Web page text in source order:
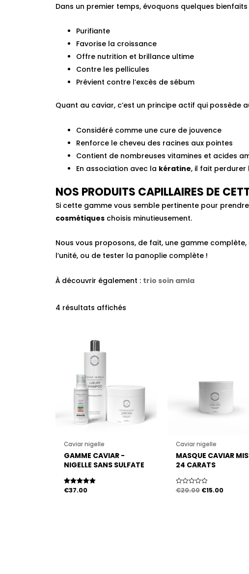
Dans un premier temps, évoquons quelques
Purifiante
Favorise la croissance
Offre nutrition et brillance ultime
Contre les pellicules
Prévient contre l’excès de sébum
Quant au caviar, c’est un principe actif qui possède
Considéré comme une cure de jouvence
Renforce le cheveu des racines aux pointes
Contient de nombreuses vitamines et acides
En association avec la kératine, il fait perdurer
NOS PRODUITS CAPILLAIRES DE
Si cette gamme vous semble pertinente pour
cosmétiques choisis minutieusement.
Nous vous proposons, de fait, une gamme complète,
l’unité, ou de tester la panoplie complète !
À découvrir également : trio soin amla
4 résultats affichés
Caviar nigelle
GAMME CAVIAR -
NIGELLE SANS SULFATE
Note
€37.00
Caviar nigelle
MASQUE CAVIAR
24 CARATS
Note
€20.00 €15.00